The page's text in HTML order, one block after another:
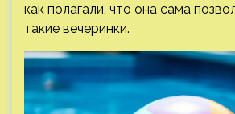
как полагали, что она сама
такие вечеринки.